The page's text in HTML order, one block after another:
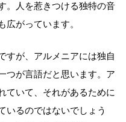
。人を惹きつける独特の音
広がっています。
が、アルメニアには独自
つが言語だと思います。ア
ていて、それがあるために
いるのではないでしょう